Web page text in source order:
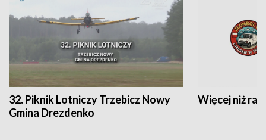
32. Piknik Lotniczy Trzebicz Nowy
Gmina Drezdenko
Więcej niż rajd